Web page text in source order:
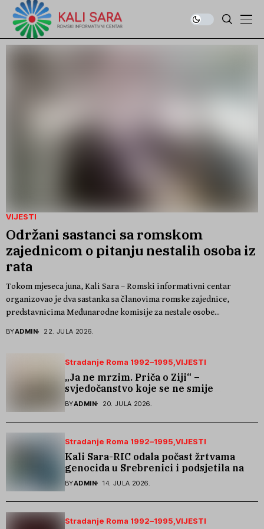
VIJESTI
Održani sastanci sa romskom
zajednicom o pitanju nestalih osoba iz
rata
Tokom mjeseca juna, Kali Sara – Romski informativni centar
organizovao je dva sastanka sa članovima romske zajednice,
predstavnicima Međunarodne komisije za nestale osobe...
BYADMIN 22. JULA 2026.
Stradanje Roma 1992–1995 VIJESTI
„Ja ne mrzim. Priča o Ziji“ –
svjedočanstvo koje se ne smije
zaboraviti
BYADMIN 20. JULA 2026.
Stradanje Roma 1992–1995 VIJESTI
Kali Sara-RIC odala počast žrtvama
genocida u Srebrenici i podsjetila na
stradanje Roma iz Skočića
BYADMIN 14. JULA 2026.
Stradanje Roma 1992–1995 VIJESTI